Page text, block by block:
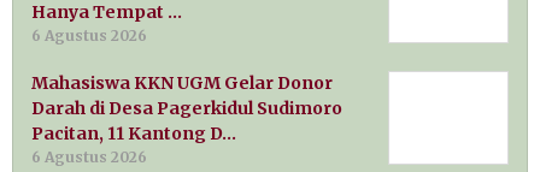
Hanya Tempat …
6 Agustus 2026
Mahasiswa KKN UGM Gelar Donor
Darah di Desa Pagerkidul Sudimoro
Pacitan, 11 Kantong D…
6 Agustus 2026